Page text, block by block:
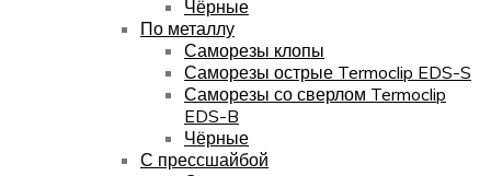
Чёрные
По металлу
Саморезы клопы
Саморезы острые Termoclip EDS-S
Саморезы со сверлом Termoclip
EDS-B
Чёрные
С прессшайбой